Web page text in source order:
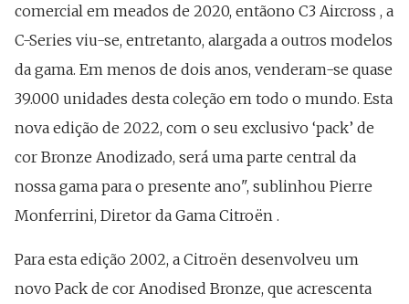
comercial em meados de 2020, entãono C3 Aircross , a
C-Series viu-se, entretanto, alargada a outros modelos
da gama. Em menos de dois anos, venderam-se quase
39.000 unidades desta coleção em todo o mundo. Esta
nova edição de 2022, com o seu exclusivo ‘pack’ de
cor Bronze Anodizado, será uma parte central da
nossa gama para o presente ano", sublinhou Pierre
Monferrini, Diretor da Gama Citroën .
Para esta edição 2002, a Citroën desenvolveu um
novo Pack de cor Anodised Bronze, que acrescenta